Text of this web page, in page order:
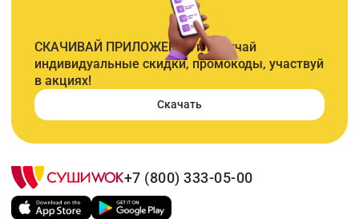
СКАЧИВАЙ ПРИЛОЖЕНИЕ и получай
индивидуальные скидки, промокоды, участвуй
в акциях!
Скачать
+7 (800) 333-05-00